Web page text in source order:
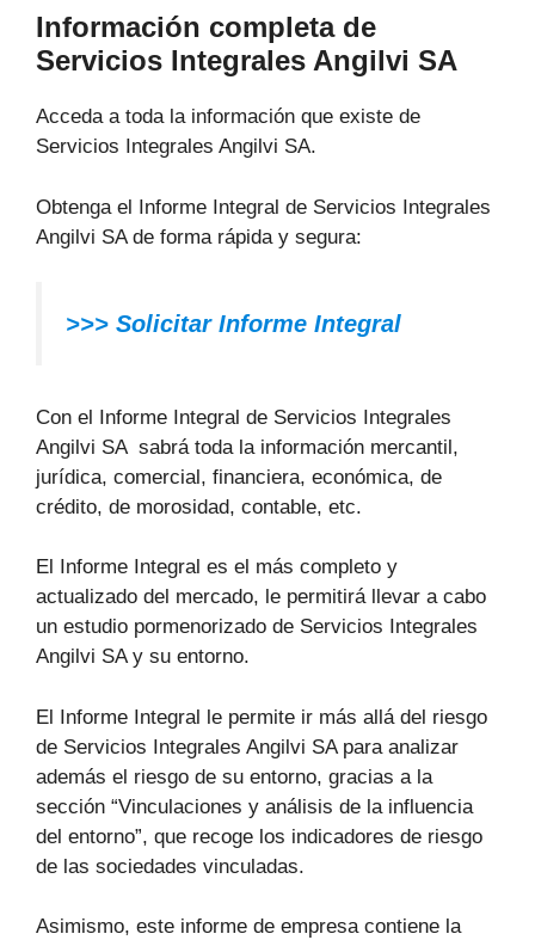
Información completa de
Servicios Integrales Angilvi SA
Acceda a toda la información que existe de
Servicios Integrales Angilvi SA.
Obtenga el Informe Integral de Servicios Integrales
Angilvi SA de forma rápida y segura:
>>> Solicitar Informe Integral
Con el Informe Integral de Servicios Integrales
Angilvi SA sabrá toda la información mercantil,
jurídica, comercial, financiera, económica, de
crédito, de morosidad, contable, etc.
El Informe Integral es el más completo y
actualizado del mercado, le permitirá llevar a cabo
un estudio pormenorizado de Servicios Integrales
Angilvi SA y su entorno.
El Informe Integral le permite ir más allá del riesgo
de Servicios Integrales Angilvi SA para analizar
además el riesgo de su entorno, gracias a la
sección “Vinculaciones y análisis de la influencia
del entorno”, que recoge los indicadores de riesgo
de las sociedades vinculadas.
Asimismo, este informe de empresa contiene la